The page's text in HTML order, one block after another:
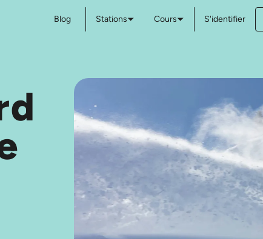
Blog Stations Cours S'identifier